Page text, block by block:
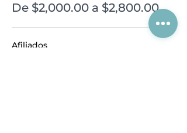
De $2,000.00 a $2,800.00
Afiliados